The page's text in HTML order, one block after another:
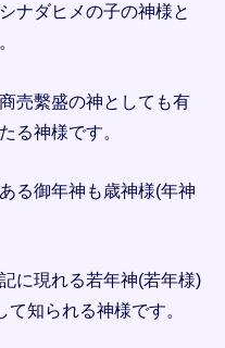
ナダヒメの子の神様と
売繫盛の神としても有
る神様です。
る御年神も歳神様(年神
に現れる若年神(若年様)
知られる神様です。